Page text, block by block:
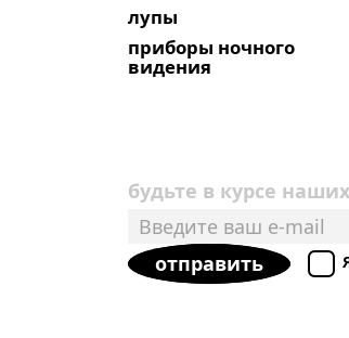
лупы
приборы ночного
видения
будьте в курсе
отправить